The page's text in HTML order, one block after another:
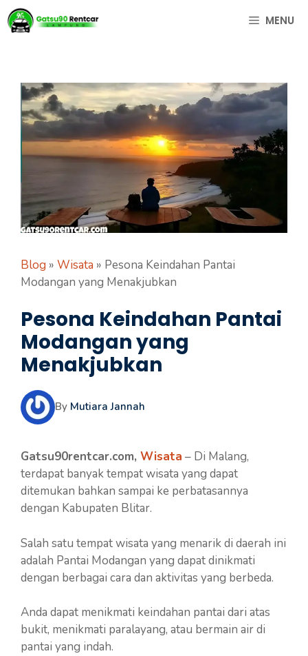
Langsung
ke
MENU
Blog » Wisata » Pesona Keindahan Pantai
Modangan yang Menakjubkan
Pesona Keindahan Pantai
Modangan yang
Menakjubkan
By Mutiara Jannah
Gatsu90rentcar.com, Wisata – Di Malang,
terdapat banyak tempat wisata yang dapat
ditemukan bahkan sampai ke perbatasannya
dengan Kabupaten Blitar.
Salah satu tempat wisata yang menarik di daerah ini
adalah Pantai Modangan yang dapat dinikmati
dengan berbagai cara dan aktivitas yang berbeda.
Anda dapat menikmati keindahan pantai dari atas
bukit, menikmati paralayang, atau bermain air di
pantai yang indah.